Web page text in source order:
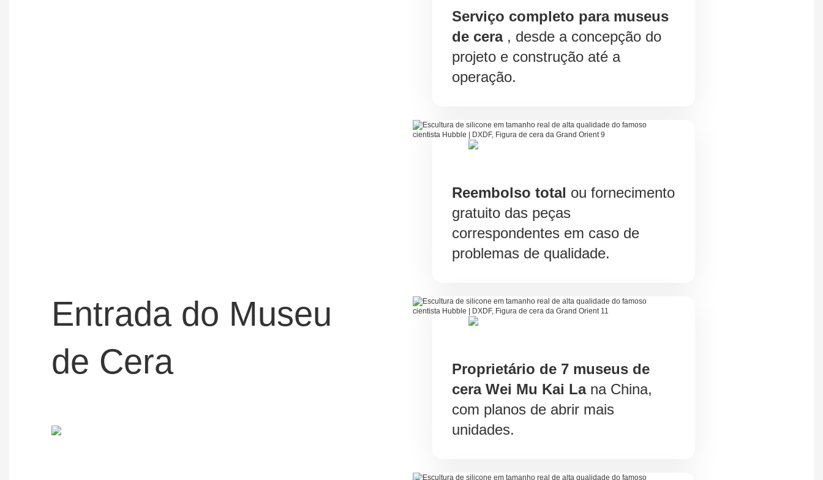
Entrada do Museu
de Cera
Serviço completo para museus
de cera, desde a concepção do
projeto e construção até a
operação.
Reembolso total ou fornecimento
gratuito das peças
correspondentes em caso de
problemas de qualidade.
Proprietário de 7 museus de
cera Wei Mu Kai Lana China,
com planos de abrir mais
unidades.